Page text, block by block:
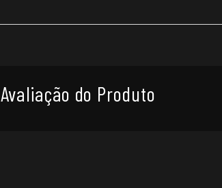
Avaliação do Produto